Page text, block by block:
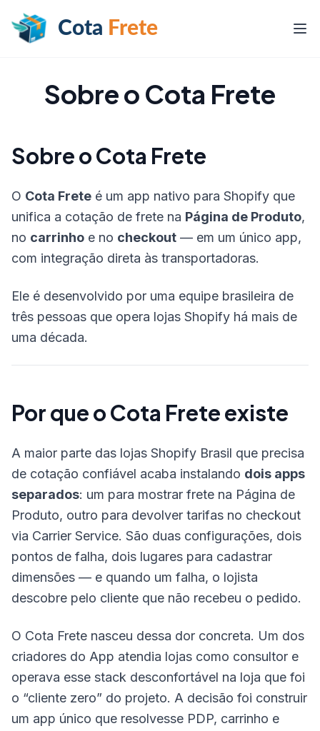
Cota Frete
Sobre o Cota Frete
Sobre o Cota Frete
O Cota Frete é um app nativo para Shopify que
unifica a cotação de frete na Página de Produto,
no carrinho e no checkout — em um único app,
com integração direta às transportadoras.
Ele é desenvolvido por uma equipe brasileira de
três pessoas que opera lojas Shopify há mais de
uma década.
Por que o Cota Frete existe
A maior parte das lojas Shopify Brasil que precisa
de cotação confiável acaba instalando dois apps
separados: um para mostrar frete na Página de
Produto, outro para devolver tarifas no checkout
via Carrier Service. São duas configurações, dois
pontos de falha, dois lugares para cadastrar
dimensões — e quando um falha, o lojista
descobre pelo cliente que não recebeu o pedido.
O Cota Frete nasceu dessa dor concreta. Um dos
criadores do App atendia lojas como consultor e
operava esse stack desconfortável na loja que foi
o “cliente zero” do projeto. A decisão foi construir
um app único que resolvesse PDP, carrinho e